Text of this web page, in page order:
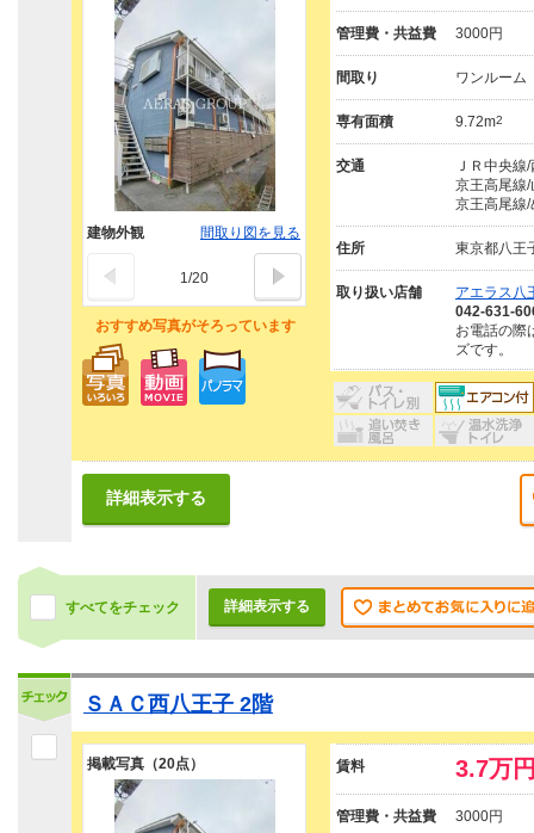
おすすめ写真がそろっています
建物外観 間取り図を見る
1/20
管理費・共益費 3000円
間取り ワンルーム
専有面積 9.72m2
交通
ＪＲ中央線
京王高尾線
京王高尾線
住所 東京都八王
取り扱い店舗
アエラス八
042-631-
お電話の際
ズです。
詳細表示する
すべてをチェック 詳細表示する
ＳＡＣ西八王子 2階
掲載写真（20点） 賃料 3.7万
管理費・共益費 3000円